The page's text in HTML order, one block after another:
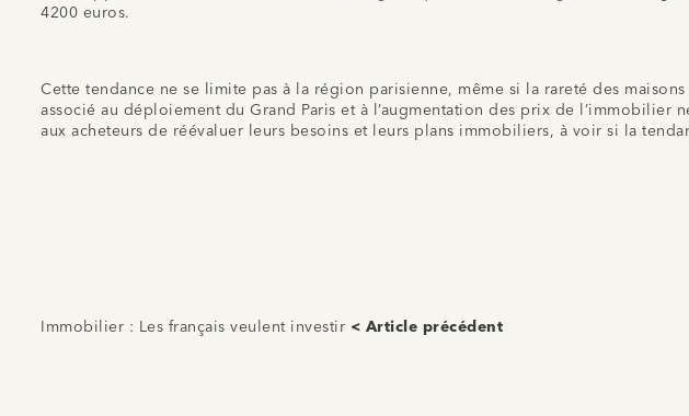
4200 euros.
Cette tendance ne se limite pas à la région parisienne, même si la rareté des
associé au déploiement du Grand Paris et à l’augmentation des prix de l’immobilier
aux acheteurs de réévaluer leurs besoins et leurs plans immobiliers, à voir si la
Immobilier : Les français veulent investir < Article précédent